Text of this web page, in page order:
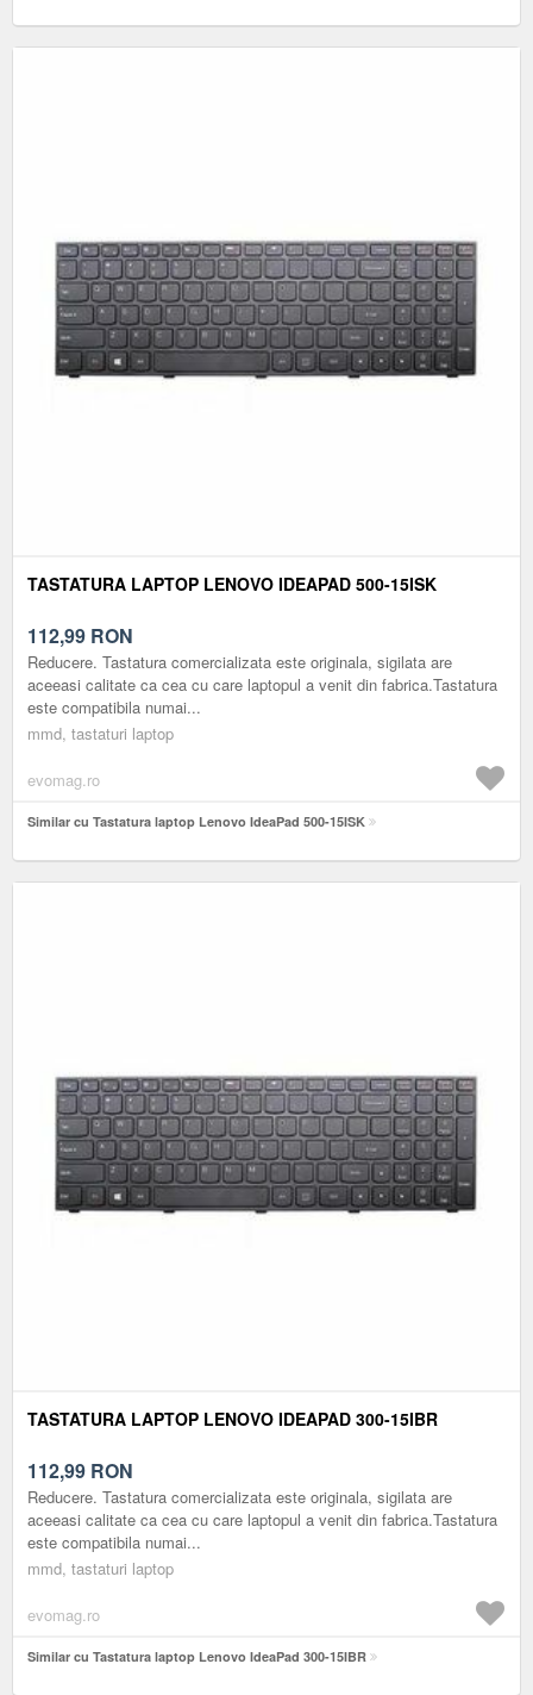
TASTATURA LAPTOP LENOVO IDEAPAD 500-15ISK
112,99 RON
Reducere. Tastatura comercializata este originala, sigilata are
aceeasi calitate ca cea cu care laptopul a venit din fabrica.Tastatura
este compatibila numai...
mmd, tastaturi laptop
evomag.ro
Similar cu Tastatura laptop Lenovo IdeaPad 500-15ISK
TASTATURA LAPTOP LENOVO IDEAPAD 300-15IBR
112,99 RON
Reducere. Tastatura comercializata este originala, sigilata are
aceeasi calitate ca cea cu care laptopul a venit din fabrica.Tastatura
este compatibila numai...
mmd, tastaturi laptop
evomag.ro
Similar cu Tastatura laptop Lenovo IdeaPad 300-15IBR